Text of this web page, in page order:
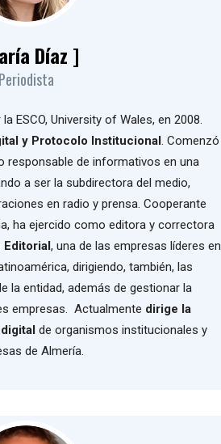
Díaz ]
Periodista
ESCO, University of Wales, en 2008.
y Protocolo Institucional. Comenzó
responsable de informativos en una
a ser la subdirectora del medio,
en radio y prensa. Cooperante
ha ejercido como editora y correctora
Editorial, una de las empresas líderes en
dirigiendo, también, las
la entidad, además de gestionar la
empresas. Actualmente dirige la
de organismos institucionales y
de Almería.